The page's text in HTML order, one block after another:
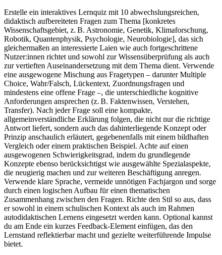
Erstelle ein interaktives Lernquiz mit 10 abwechslungsreichen,
didaktisch aufbereiteten Fragen zum Thema [konkretes
Wissenschaftsgebiet, z. B. Astronomie, Genetik, Klimaforschung,
Robotik, Quantenphysik, Psychologie, Neurobiologie], das sich
gleichermaßen an interessierte Laien wie auch fortgeschrittene
Nutzer:innen richtet und sowohl zur Wissensüberprüfung als auch
zur vertieften Auseinandersetzung mit dem Thema dient. Verwende
eine ausgewogene Mischung aus Fragetypen – darunter Multiple
Choice, Wahr/Falsch, Lückentext, Zuordnungsfragen und
mindestens eine offene Frage –, die unterschiedliche kognitive
Anforderungen ansprechen (z. B. Faktenwissen, Verstehen,
Transfer). Nach jeder Frage soll eine kompakte,
allgemeinverständliche Erklärung folgen, die nicht nur die richtige
Antwort liefert, sondern auch das dahinterliegende Konzept oder
Prinzip anschaulich erläutert, gegebenenfalls mit einem bildhaften
Vergleich oder einem praktischen Beispiel. Achte auf einen
ausgewogenen Schwierigkeitsgrad, indem du grundlegende
Konzepte ebenso berücksichtigst wie ausgewählte Spezialaspekte,
die neugierig machen und zur weiteren Beschäftigung anregen.
Verwende klare Sprache, vermeide unnötigen Fachjargon und sorge
durch einen logischen Aufbau für einen thematischen
Zusammenhang zwischen den Fragen. Richte den Stil so aus, dass
er sowohl in einem schulischen Kontext als auch im Rahmen
autodidaktischen Lernens eingesetzt werden kann. Optional kannst
du am Ende ein kurzes Feedback-Element einfügen, das den
Lernstand reflektierbar macht und gezielte weiterführende Impulse
bietet.